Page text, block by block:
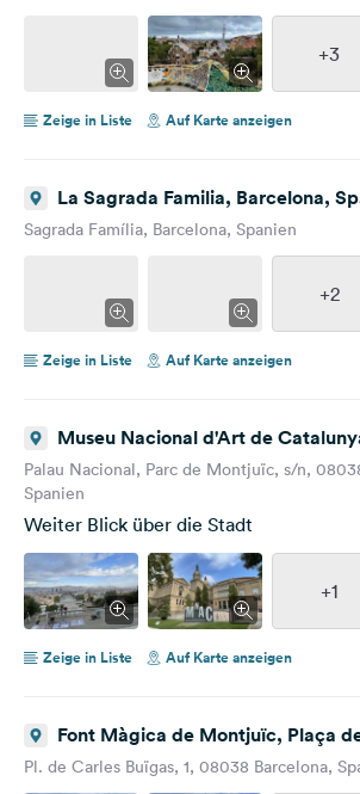
+3
Zeige in Liste Auf Karte anzeigen
La Sagrada Familia, Barcelona,
Sagrada Família, Barcelona, Spanien
+2
Zeige in Liste Auf Karte anzeigen
Museu Nacional d'Art de
Montjuïc, Barcelona, Spanien
Palau Nacional, Parc de Montjuïc, s/n,
Spanien
Weiter Blick über die Stadt
+1
Zeige in Liste Auf Karte anzeigen
Font Màgica de Montjuïc, Plaça
Barcelona, Spanien
Pl. de Carles Buïgas, 1, 08038 Barcelona,